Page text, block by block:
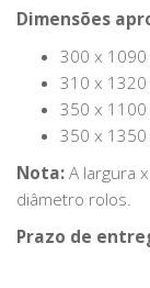
Dimensões
300 x 1090
310 x 1320
350 x 1100
350 x 1350
Nota:A largura
diâmetro rolos.
Prazo de